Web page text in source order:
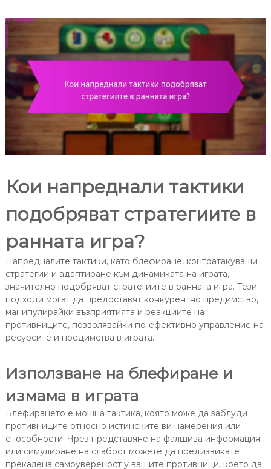
Кои напреднали тактики
подобряват стратегиите в
ранната игра?
Напредналите тактики, като блефиране, контратакуващи
стратегии и адаптиране към динамиката на играта,
значително подобряват стратегиите в ранната игра. Тези
подходи могат да предоставят конкурентно предимство,
манипулирайки възприятията и реакциите на
противниците, позволявайки по-ефективно управление на
ресурсите и предимства в играта.
Използване на блефиране и
измама в играта
Блефирането е мощна тактика, която може да заблуди
противниците относно истинските ви намерения или
способности. Чрез представяне на фалшива информация
или симулиране на слабост можете да предизвикате
прекалена самоувереност у вашите противници, което да